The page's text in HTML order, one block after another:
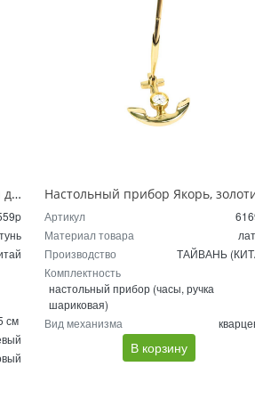
Настольный прибор Финансовый директор, коричневый/золотистый (Р)
см
Артикул
Материал товара
Производство
ТАЙВАНЬ
Комплектность
настольный прибор (часы, ручка
шариковая)
Вид механизма
В корзину